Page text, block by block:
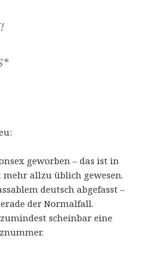
geworben – das ist in
allzu üblich gewesen.
deutsch abgefasst –
der Normalfall.
scheinbar eine